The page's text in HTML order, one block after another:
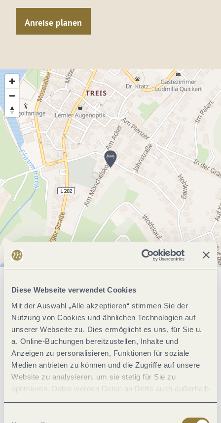
Diese Webseite verwendet Cookies
Mit der Auswahl „Alle akzeptieren“ stimmen Sie der
Nutzung von Cookies und ähnlichen Technologien auf
unserer Webseite zu. Dies ermöglicht es uns, für Sie u.
a. Online-Buchungen bereitzustellen, Inhalte und
Anzeigen zu personalisieren, Funktionen für soziale
Medien anbieten zu können und die Zugriffe auf unsere
Website zu analysieren, um sie stetig für Sie zu
optimieren. Dabei werden Daten an Dritte auch außerhalb
der Europäischen Union weitergegeben und dort
Anreise planen
Allgemeine Informationen
Eignung
Einrichtungen Betrieb
Lage